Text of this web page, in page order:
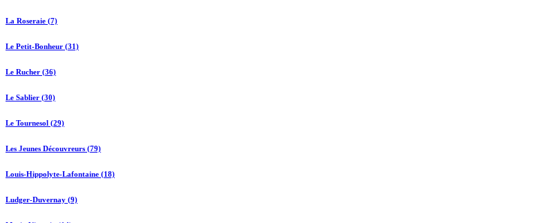
La Roseraie (7)
Le Petit-Bonheur (31)
Le Rucher (36)
Le Sablier (30)
Le Tournesol (29)
Les Jeunes Découvreurs (79)
Louis-Hippolyte-Lafontaine (18)
Ludger-Duvernay (9)